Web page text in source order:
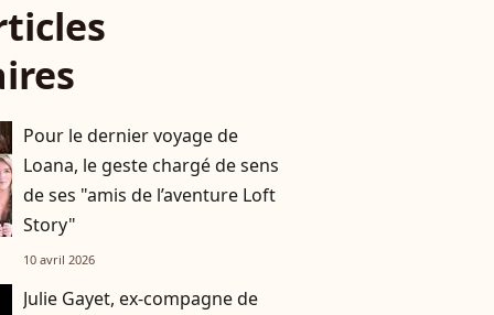
Pour le dernier voyage de
Loana, le geste chargé de sens
de ses "amis de l’aventure Loft
Story"
10 avril 2026
Julie Gayet, ex-compagne de